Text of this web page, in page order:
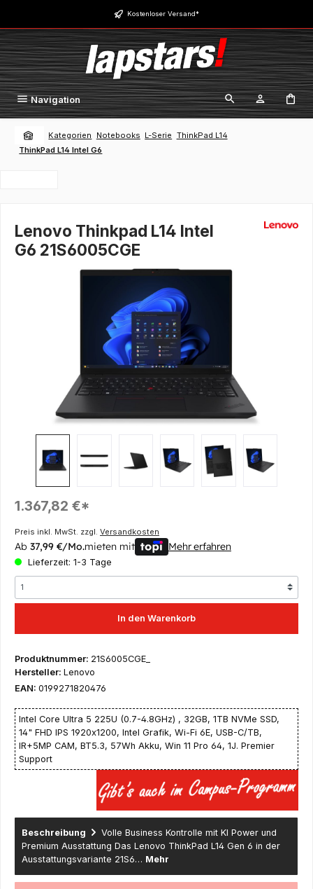
Zum Hauptinhalt springen Kostenloser Versand*
Navigation
Kategorien Notebooks L-Serie ThinkPad L14
ThinkPad L14 Intel G6
Lenovo Thinkpad L14 Intel
G6 21S6005CGE
Bildergalerie überspringen
Regulärer Preis:
1.367,82 €*
Preis inkl. MwSt. zzgl. Versandkosten
Ab 37,99 €/Mo.mieten mit Mehr erfahren
Lieferzeit: 1-3 Tage
In den Warenkorb
Produktnummer: 21S6005CGE_
Hersteller: Lenovo
EAN: 0199271820476
Intel Core Ultra 5 225U (0.7-4.8GHz) , 32GB, 1TB NVMe SSD,
14" FHD IPS 1920x1200, Intel Grafik, Wi-Fi 6E, USB-C/TB,
IR+5MP CAM, BT5.3, 57Wh Akku, Win 11 Pro 64, 1J. Premier
Support
Beschreibung
Volle Business Kontrolle mit KI Power und
Premium Ausstattung Das Lenovo ThinkPad L14 Gen 6 in der
Ausstattungsvariante 21S6… Mehr